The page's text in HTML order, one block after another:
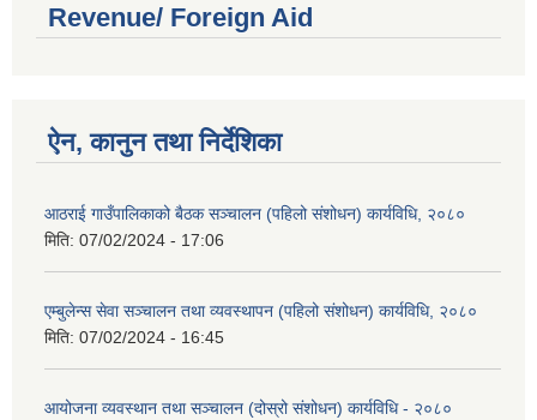
Revenue/ Foreign Aid
ऐन, कानुन तथा निर्देशिका
आठराई गाउँपालिकाको बैठक सञ्चालन (पहिलो संशोधन) कार्यविधि, २०८०
मिति: 07/02/2024 - 17:06
एम्बुलेन्स सेवा सञ्चालन तथा व्यवस्थापन (पहिलो संशोधन) कार्यविधि, २०८०
मिति: 07/02/2024 - 16:45
आयोजना व्यवस्थान तथा सञ्चालन (दोस्रो संशोधन) कार्यविधि - २०८०